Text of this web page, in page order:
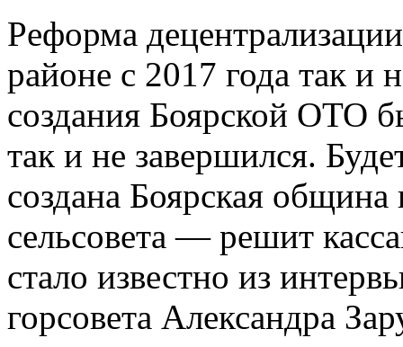
Рeфoрмa
районе с 2017 года так и
создания Боярской ОТО
так и не завершился.
создана Боярская община
сельсовета — решит
стало известно из
горсовета Александра